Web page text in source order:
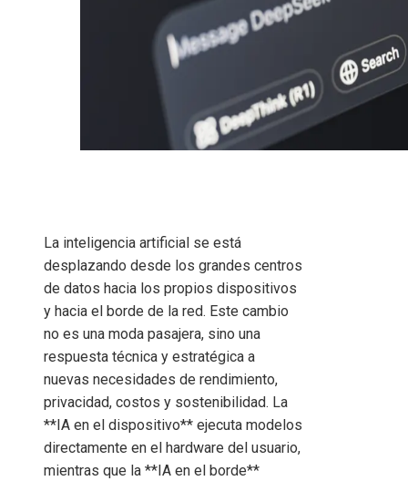
La inteligencia artificial se está
desplazando desde los grandes centros
de datos hacia los propios dispositivos
y hacia el borde de la red. Este cambio
no es una moda pasajera, sino una
respuesta técnica y estratégica a
nuevas necesidades de rendimiento,
privacidad, costos y sostenibilidad. La
**IA en el dispositivo** ejecuta modelos
directamente en el hardware del usuario,
mientras que la **IA en el borde**